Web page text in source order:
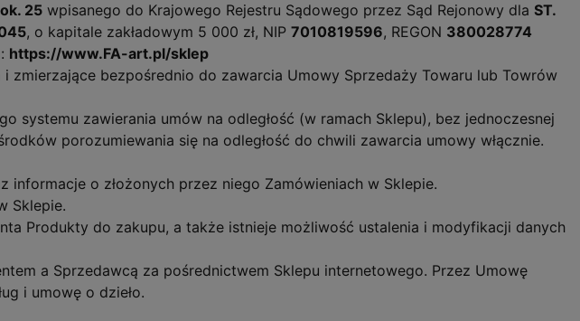
25 wpisanego do Krajowego Rejestru Sądowego przez Sąd Rejonowy dla ST.
, o kapitale zakładowym 5 000 zł, NIP 7010819596, REGON 380028774
https://www.FA-art.pl/sklep
zmierzające bezpośrednio do zawarcia Umowy Sprzedaży Towaru lub Towrów
systemu zawierania umów na odległość (w ramach Sklepu), bez jednoczesnej
porozumiewania się na odległość do chwili zawarcia umowy włącznie.
o złożonych przez niego Zamówieniach w Sklepie.
Sklepie.
Produkty do zakupu, a także istnieje możliwość ustalenia i modyfikacji danych
a Sprzedawcą za pośrednictwem Sklepu internetowego. Przez Umowę
i umowę o dzieło.